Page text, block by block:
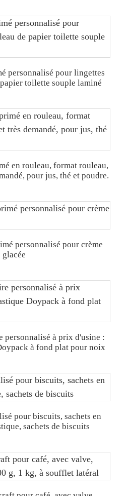
personnalisé pour lingettes
toilette souple laminé
en rouleau, format rouleau,
pour jus, thé et poudre.
personnalisé pour crème
glacée
personnalisé à prix d'usine :
à fond plat pour noix
pour biscuits, sachets en
sachets de biscuits